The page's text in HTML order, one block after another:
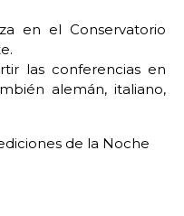
en el Conservatorio
las conferencias en
alemán, italiano,
de la Noche